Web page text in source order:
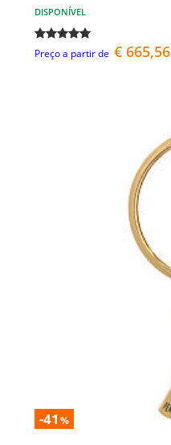
DISPONÍVEL
Preço a partir de € 665,56
-41 %